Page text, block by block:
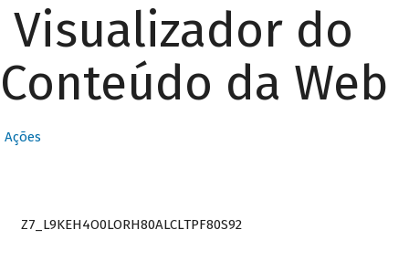
Visualizador do
Conteúdo da Web
Ações
Z7_L9KEH4O0LORH80ALCLTPF80S92